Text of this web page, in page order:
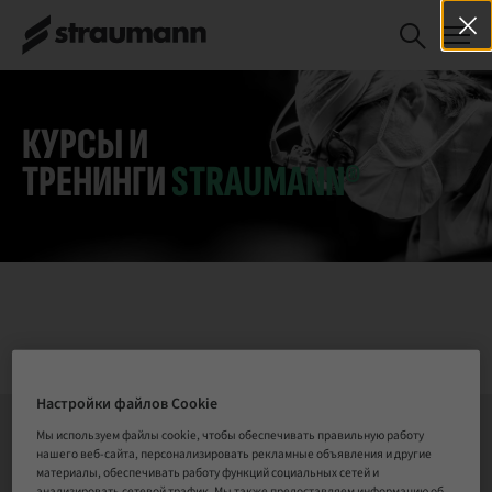
Straumannスタータ
ーコース
СПИСОК ОЖИДАНИЯ
КУРСЫ И
ТРЕНИНГИSTRAUMANN®
СВЯЗАТЬСЯ С НАМИ
Настройки файлов Cookie
Мы используем файлы cookie, чтобы обеспечивать правильную работу
нашего веб-сайта, персонализировать рекламные объявления и другие
материалы, обеспечивать работу функций социальных сетей и